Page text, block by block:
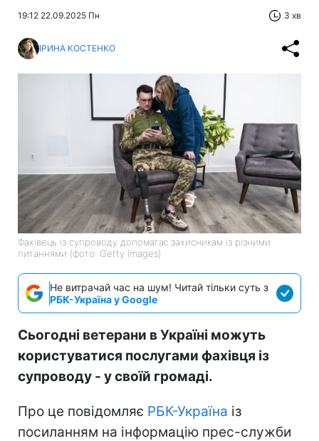
19:12 22.09.2025 Пн 3 хв
ІРИНА КОСТЕНКО
Фахівець із супроводу допомагає захисникам із різними
питаннями (фото: Getty Images)
Не витрачай час на шум! Читай тільки суть з
РБК-Україна у Google
Сьогодні ветерани в Україні можуть
користуватися послугами фахівця із
супроводу - у своїй громаді.
Про це повідомляє РБК-Україна із
посиланням на інформацію прес-служби